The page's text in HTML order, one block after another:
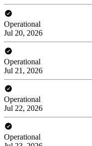
Operational
Jul 20, 2026
Operational
Jul 21, 2026
Operational
Jul 22, 2026
Operational